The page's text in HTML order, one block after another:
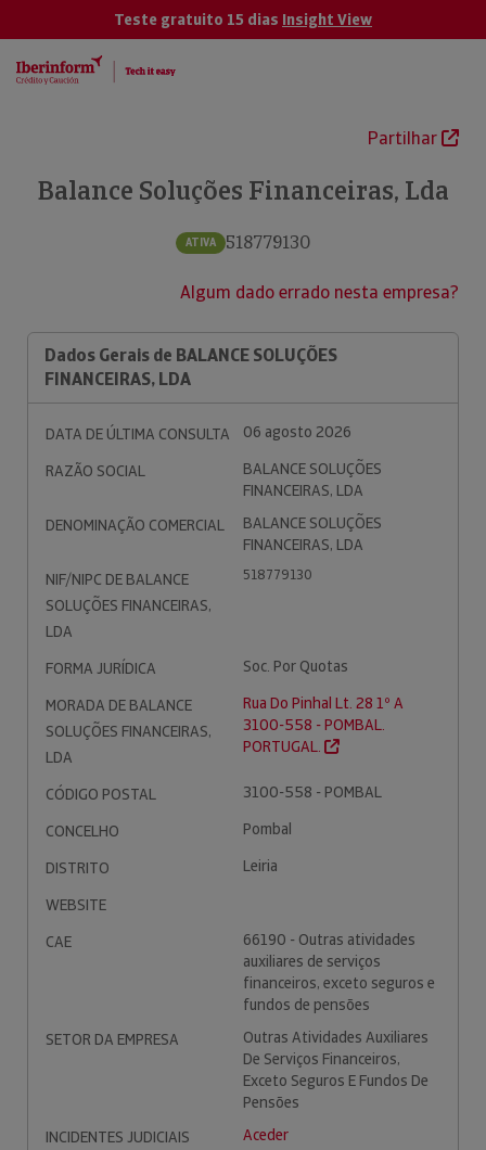
Teste gratuito 15 dias Insight View
Partilhar
Balance Soluções Financeiras, Lda
ATIVA 518779130
Algum dado errado nesta empresa?
Dados Gerais de BALANCE SOLUÇÕES
FINANCEIRAS, LDA
DATA DE ÚLTIMA CONSULTA
06 agosto 2026
RAZÃO SOCIAL
BALANCE SOLUÇÕES
FINANCEIRAS, LDA
DENOMINAÇÃO COMERCIAL
BALANCE SOLUÇÕES
FINANCEIRAS, LDA
NIF/NIPC DE BALANCE
SOLUÇÕES FINANCEIRAS,
LDA
518779130
FORMA JURÍDICA
Soc. Por Quotas
MORADA DE BALANCE
SOLUÇÕES FINANCEIRAS,
LDA
Rua Do Pinhal Lt. 28 1º A
3100-558 - POMBAL.
PORTUGAL.
CÓDIGO POSTAL
3100-558 - POMBAL
CONCELHO
Pombal
DISTRITO
Leiria
WEBSITE
CAE
66190 - Outras atividades
auxiliares de serviços
financeiros, exceto seguros e
fundos de pensões
SETOR DA EMPRESA
Outras Atividades Auxiliares
De Serviços Financeiros,
Exceto Seguros E Fundos De
Pensões
INCIDENTES JUDICIAIS
Aceder